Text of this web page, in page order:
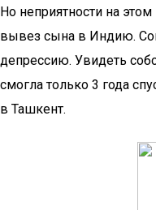
Но неприятности на
вывез сына в Индию.
депрессию. Увидеть
смогла только 3 года
в Ташкент.